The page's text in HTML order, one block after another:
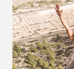
CONTACTO